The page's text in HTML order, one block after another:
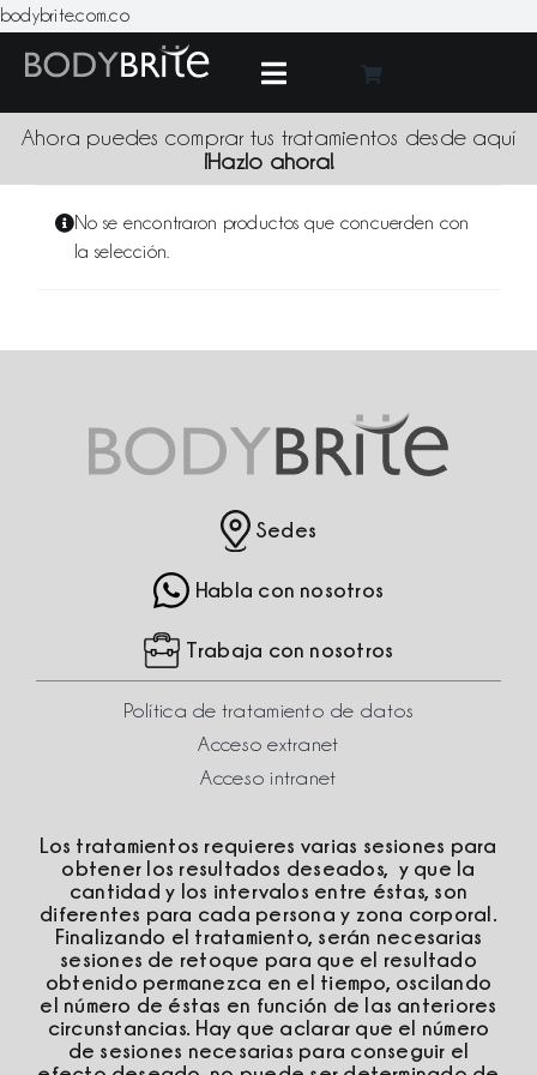
bodybrite.com.coSkip
content
Toggle
Navigation
Ahora puedes comprar tus tratamientos desde aquí
¡Hazlo ahora!
No se encontraron productos que concuerden con
la selección.
Sedes
Habla con nosotros
Trabaja con nosotros
Política de tratamiento de datos
Acceso extranet
Acceso intranet
Los tratamientos requieres varias sesiones para
obtener los resultados deseados, y que la
cantidad y los intervalos entre éstas, son
diferentes para cada persona y zona corporal.
Finalizando el tratamiento, serán necesarias
sesiones de retoque para que el resultado
obtenido permanezca en el tiempo, oscilando
el número de éstas en función de las anteriores
circunstancias. Hay que aclarar que el número
de sesiones necesarias para conseguir el